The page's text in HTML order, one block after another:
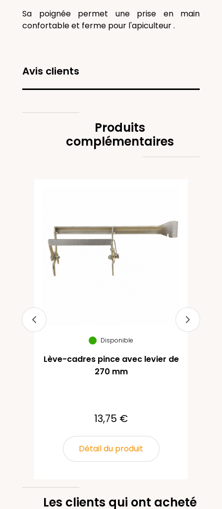
Sa poignée permet une prise en main
confortable et ferme pour l'apiculteur .
Avis clients
Produits
complémentaires
Disponible
Lève-cadres pince avec levier de
270 mm
13,75 €
Détail du produit
Les clients qui ont acheté